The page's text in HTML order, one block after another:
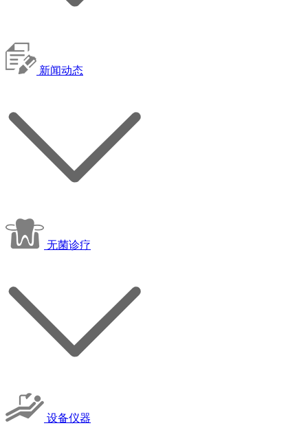
新闻动态
无菌诊疗
设备仪器